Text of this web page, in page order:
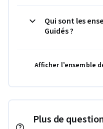
Qui sont les
Guidés ?
Afficher l’ensemble
Plus de